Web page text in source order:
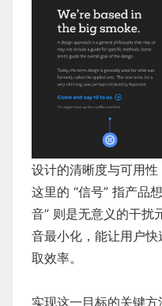
设计的清晰度与可用性
这里的 “信号” 指产品
音” 则是无意义的干扰
音最小化，能让用户
取效率。
实现这一目标的关键